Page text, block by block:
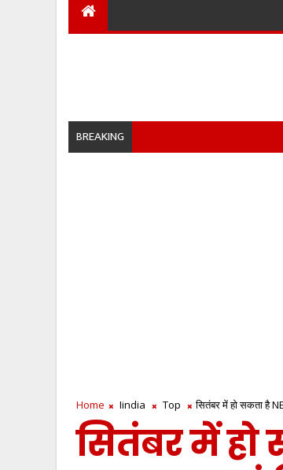
BREAKING
Home Iindia Top सितंबर में हो सकता है
सितंबर में हो